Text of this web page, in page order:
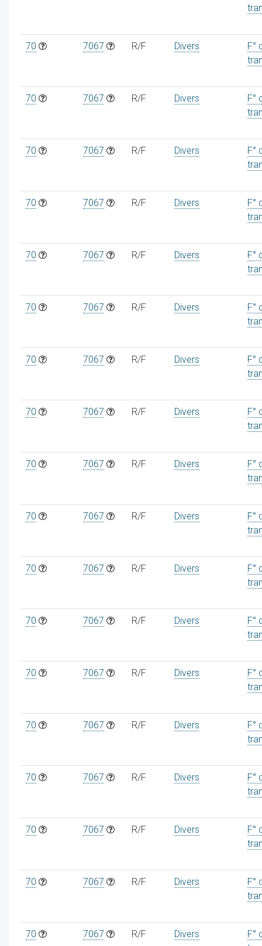
70 7067 R/F Divers
F°
70 7067 R/F Divers
F°
70 7067 R/F Divers
F°
70 7067 R/F Divers
F°
70 7067 R/F Divers
F°
70 7067 R/F Divers
F°
70 7067 R/F Divers
F°
70 7067 R/F Divers
F°
70 7067 R/F Divers
F°
70 7067 R/F Divers
F°
70 7067 R/F Divers
F°
70 7067 R/F Divers
F°
70 7067 R/F Divers
F°
70 7067 R/F Divers
F°
70 7067 R/F Divers
F°
70 7067 R/F Divers
F°
70 7067 R/F Divers
F°
70 7067 R/F Divers
F°